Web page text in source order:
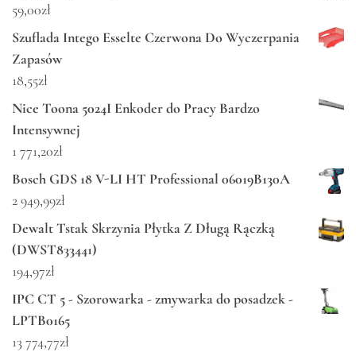
59,00zł
Szuflada Intego Esselte Czerwona Do Wyczerpania
Zapasów
18,55zł
Nice Toona 5024I Enkoder do Pracy Bardzo
Intensywnej
1 771,20zł
Bosch GDS 18 V-LI HT Professional 06019B130A
2 949,99zł
Dewalt Tstak Skrzynia Płytka Z Długą Rączką
(DWST833441)
194,97zł
IPC CT 5 - Szorowarka - zmywarka do posadzek -
LPTB0165
13 774,77zł